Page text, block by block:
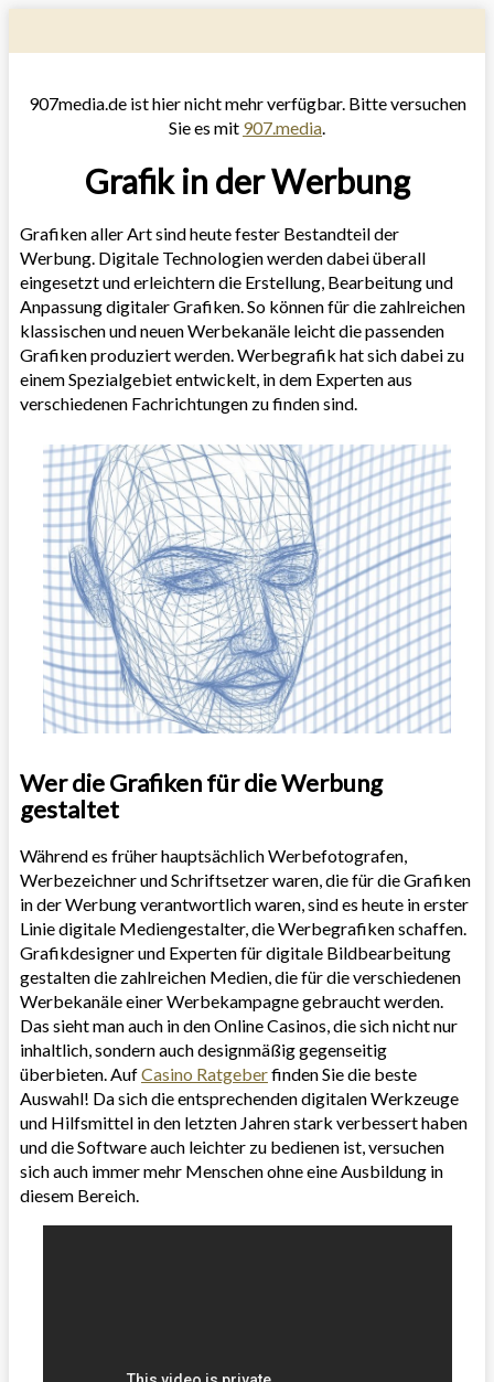
907media.de ist hier nicht mehr verfügbar. Bitte versuchen
Sie es mit 907.media.
Grafik in der Werbung
Grafiken aller Art sind heute fester Bestandteil der
Werbung. Digitale Technologien werden dabei überall
eingesetzt und erleichtern die Erstellung, Bearbeitung und
Anpassung digitaler Grafiken. So können für die zahlreichen
klassischen und neuen Werbekanäle leicht die passenden
Grafiken produziert werden. Werbegrafik hat sich dabei zu
einem Spezialgebiet entwickelt, in dem Experten aus
verschiedenen Fachrichtungen zu finden sind.
Wer die Grafiken für die Werbung
gestaltet
Während es früher hauptsächlich Werbefotografen,
Werbezeichner und Schriftsetzer waren, die für die Grafiken
in der Werbung verantwortlich waren, sind es heute in erster
Linie digitale Mediengestalter, die Werbegrafiken schaffen.
Grafikdesigner und Experten für digitale Bildbearbeitung
gestalten die zahlreichen Medien, die für die verschiedenen
Werbekanäle einer Werbekampagne gebraucht werden.
Das sieht man auch in den Online Casinos, die sich nicht nur
inhaltlich, sondern auch designmäßig gegenseitig
überbieten. AufCasino Ratgeberfinden Sie die beste
Auswahl! Da sich die entsprechenden digitalen Werkzeuge
und Hilfsmittel in den letzten Jahren stark verbessert haben
und die Software auch leichter zu bedienen ist, versuchen
sich auch immer mehr Menschen ohne eine Ausbildung in
diesem Bereich.